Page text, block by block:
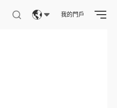
我的門戶